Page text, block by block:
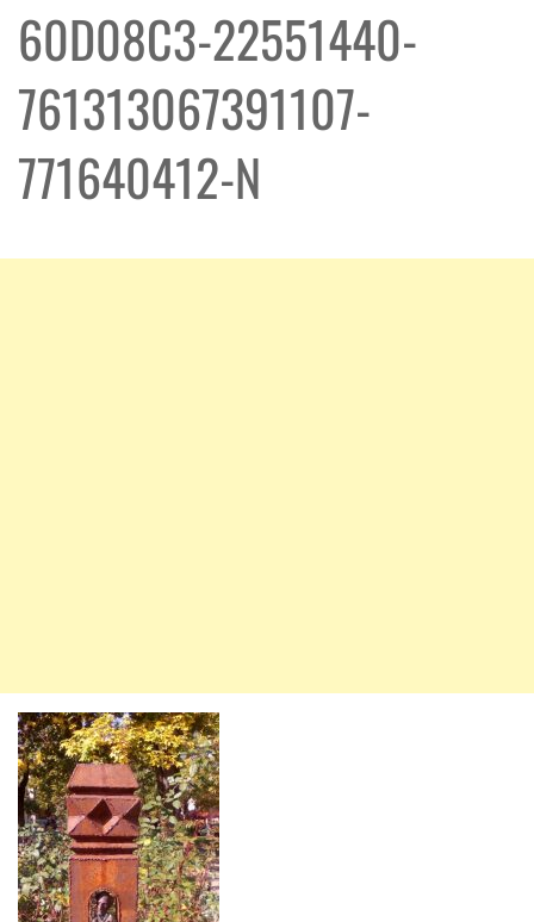
60D08C3-22551440-
761313067391107-
771640412-N